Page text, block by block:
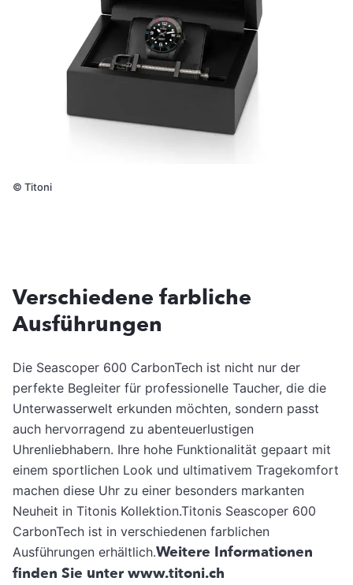
© Titoni
Verschiedene farbliche
Ausführungen
Die Seascoper 600 CarbonTech ist nicht nur der
perfekte Begleiter für professionelle Taucher, die die
Unterwasserwelt erkunden möchten, sondern passt
auch hervorragend zu abenteuerlustigen
Uhrenliebhabern. Ihre hohe Funktionalität gepaart mit
einem sportlichen Look und ultimativem Tragekomfort
machen diese Uhr zu einer besonders markanten
Neuheit in Titonis Kollektion.Titonis Seascoper 600
CarbonTech ist in verschiedenen farblichen
Ausführungen erhältlich.Weitere Informationen
finden Sie unter www.titoni.ch